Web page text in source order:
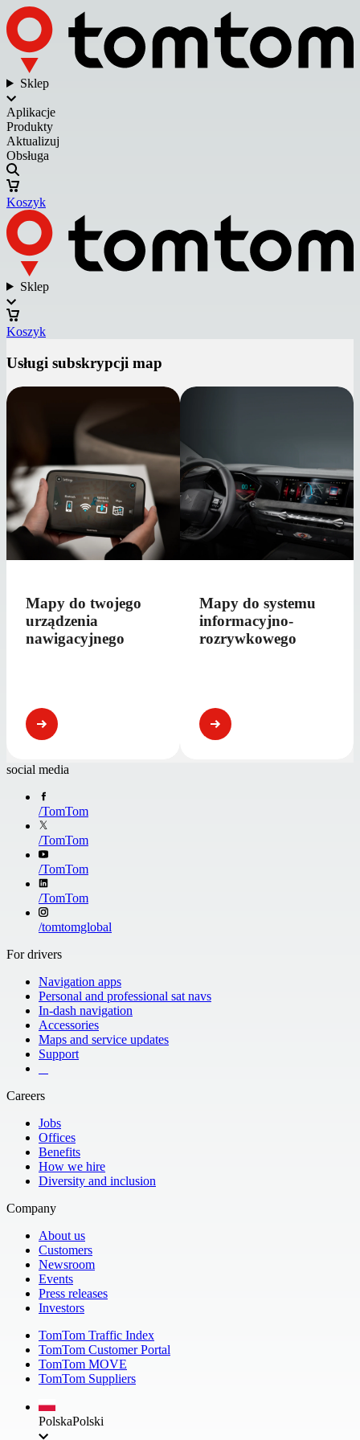
Sklep
Aplikacje
Produkty
Aktualizuj
Obsługa
Koszyk
Sklep
Koszyk
Usługi subskrypcji map
Mapy do twojego
urządzenia
nawigacyjnego
Mapy do systemu
informacyjno-
rozrywkowego
social media
/TomTom
/TomTom
/TomTom
/TomTom
/tomtomglobal
For drivers
Navigation apps
Personal and professional sat navs
In-dash navigation
Accessories
Maps and service updates
Support
Careers
Jobs
Offices
Benefits
How we hire
Diversity and inclusion
Company
About us
Customers
Newsroom
Events
Press releases
Investors
TomTom Traffic Index
TomTom Customer Portal
TomTom MOVE
TomTom Suppliers
PolskaPolski